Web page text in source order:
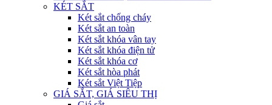
KÉT SẮT
Két sắt chống cháy
Két sắt an toàn
Két sắt khóa vân tay
Két sắt khóa điện tử
Két sắt khóa cơ
Két sắt hòa phát
Két sắt Việt Tiệp
GIÁ SẮT, GIÁ SIÊU THỊ